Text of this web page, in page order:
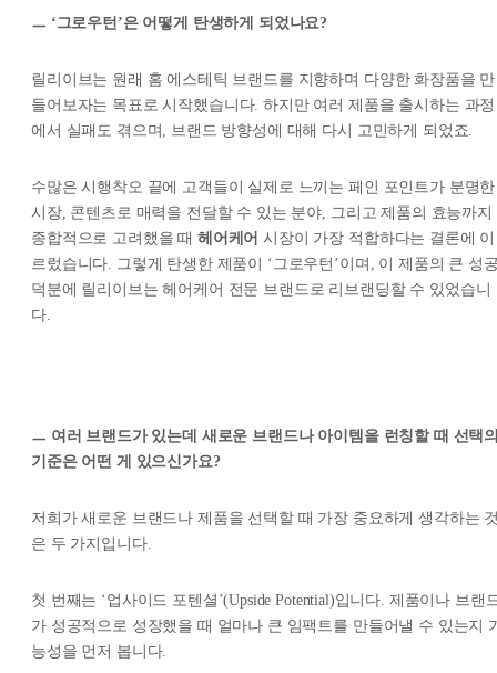
ㅡ ‘그로우턴’은 어떻게 탄생하게 되었나요?
릴리이브는 원래 홈 에스테틱 브랜드를 지향하며 다양한 화장품을 만
들어보자는 목표로 시작했습니다. 하지만 여러 제품을 출시하는 과정
에서 실패도 겪으며, 브랜드 방향성에 대해 다시 고민하게 되었죠.
수많은 시행착오 끝에 고객들이 실제로 느끼는 페인 포인트가 분명한
시장, 콘텐츠로 매력을 전달할 수 있는 분야, 그리고 제품의 효능까지
종합적으로 고려했을 때 헤어케어 시장이 가장 적합하다는 결론에 이
르렀습니다. 그렇게 탄생한 제품이 ‘그로우턴’이며, 이 제품의 큰 성
덕분에 릴리이브는 헤어케어 전문 브랜드로 리브랜딩할 수 있었습니
다.
ㅡ 여러 브랜드가 있는데 새로운 브랜드나 아이템을 런칭할 때 선택
기준은 어떤 게 있으신가요?
저희가 새로운 브랜드나 제품을 선택할 때 가장 중요하게 생각하는
은 두 가지입니다.
첫 번째는 ‘업사이드 포텐셜’(Upside Potential)입니다. 제품이나 브랜
가 성공적으로 성장했을 때 얼마나 큰 임팩트를 만들어낼 수 있는지
능성을 먼저 봅니다.